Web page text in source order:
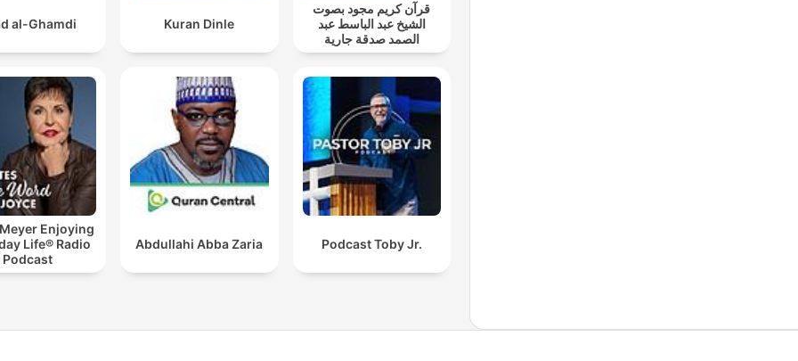
al-Ghamdi Kuran Dinle
قرآن كريم مجود بصوت
الشيخ عبد الباسط عبد
الصمد صدقة جارية
Enjoying
Life® Radio
Podcast
Abdullahi Abba Zaria Podcast Toby Jr.